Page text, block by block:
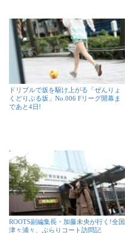
ドリブルで坂を駆け上がる「ぜんりょ
くどりぶる坂」No.006 Fリーグ開幕ま
であと4日!
ROOTS副編集長・加藤未央が行く!全国
津々浦々、ぶらりコート訪問記